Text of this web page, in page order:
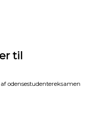
til
af odensestudentereksamen